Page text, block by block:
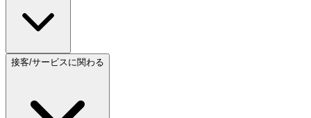
接客/サービスに関わる